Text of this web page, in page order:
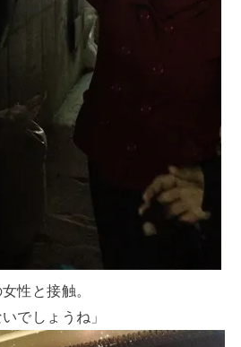
性と接触。
でしょうね」